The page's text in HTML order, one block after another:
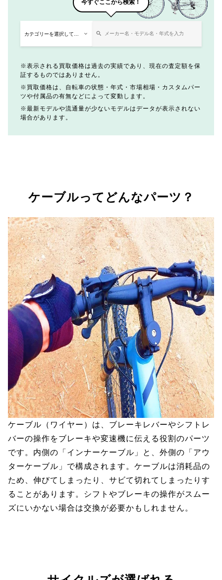
今すぐここから検索！
表示される買取価格は過去の実績であり、現在の査定額を保
証するものではありません。
買取価格は、自転車の状態・年式・市場相場・カスタムパー
ツや付属品の有無などによって変動します。
最新モデルや流通量が少ないモデルはデータが表示されない
場合があります。
ケーブルってどんなパーツ？
ケーブル（ワイヤー）は、ブレーキレバーやシフトレ
バーの操作をブレーキや変速機に伝える役割のパーツ
です。内側の「インナーケーブル」と、外側の「アウ
ターケーブル」で構成されます。ケーブルは消耗品の
ため、伸びてしまったり、サビて切れてしまったりす
ることがあります。シフトやブレーキの操作がスムー
ズにいかない場合は交換が必要かもしれません。